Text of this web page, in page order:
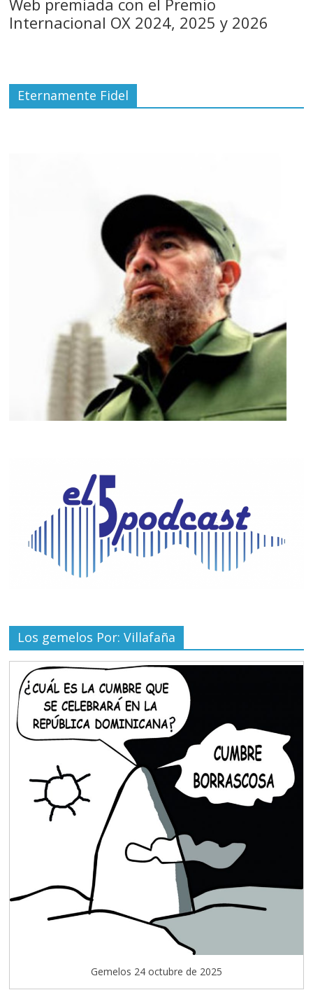
Web premiada con el Premio
Internacional OX 2024, 2025 y 2026
Eternamente Fidel
Los gemelos Por: Villafaña
Gemelos 24 octubre de 2025